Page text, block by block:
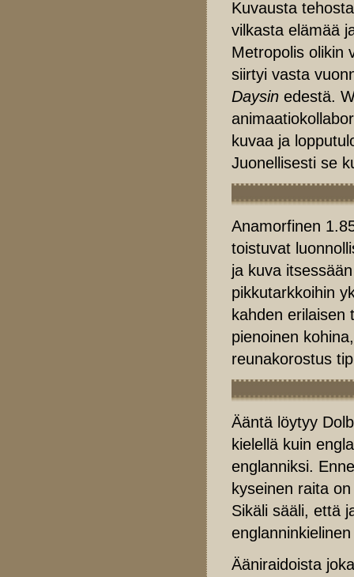
Kuvausta
vilkasta elämää
Metropolis olikin
siirtyi vasta
Daysin edestä.
kuvaa ja
Juonellisesti se
Anamorfinen
toistuvat
ja kuva
pikkutarkkoihin
kahden erilaisen
pienoinen
reunakorostus
Ääntä löytyy
kielellä kuin
englanniksi.
kyseinen raita
Sikäli sääli, että
Ääniraidoista